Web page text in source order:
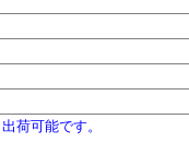
荷可能です。